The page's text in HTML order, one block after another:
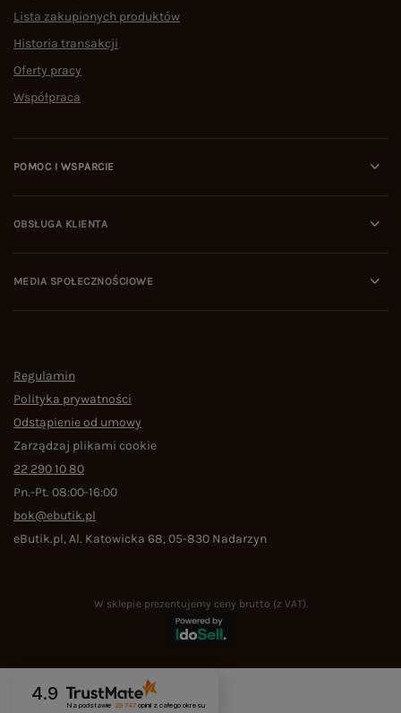
Lista zakupionych produktów
Historia transakcji
Oferty pracy
Współpraca
POMOC I WSPARCIE
OBSŁUGA KLIENTA
MEDIA SPOŁECZNOŚCIOWE
Regulamin
Polityka prywatności
Odstąpienie od umowy
Zarządzaj plikami cookie
22 290 10 80
Pn.-Pt. 08:00-16:00
bok@ebutik.pl
eButik.pl,Al. Katowicka 68,05-830 Nadarzyn
W sklepie prezentujemy ceny brutto (z VAT).
4.9
Na podstawie 29 747opinii z całego okresu